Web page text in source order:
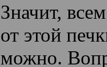
Значит,
от этой
можно.